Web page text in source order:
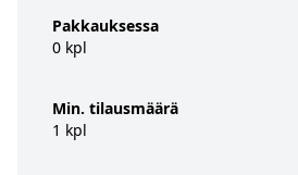
Pakkauksessa
0 kpl
Min. tilausmäärä
1 kpl